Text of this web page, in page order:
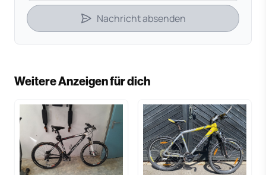
Nachricht absenden
Weitere Anzeigen für dich